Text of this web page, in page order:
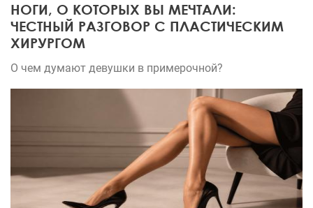
НОГИ, О КОТОРЫХ ВЫ МЕЧТАЛИ:
ЧЕСТНЫЙ РАЗГОВОР С ПЛАСТИЧЕСКИМ
ХИРУРГОМ
О чем думают девушки в примерочной?